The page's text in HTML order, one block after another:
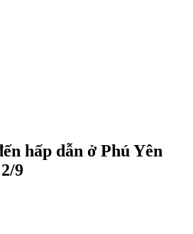
hấp dẫn ở Phú Yên
9